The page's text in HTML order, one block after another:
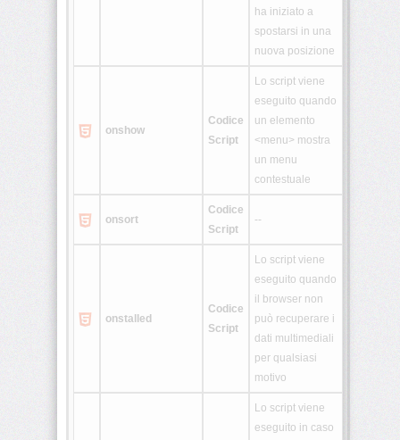
ha iniziato a
spostarsi in una
nuova posizione
onshow
Codice
Script
Lo script viene
eseguito quando
un elemento
<menu> mostra
un menu
contestuale
onsort
Codice
Script
--
onstalled
Codice
Script
Lo script viene
eseguito quando
il browser non
può recuperare i
dati multimediali
per qualsiasi
motivo
Lo script viene
eseguito in caso